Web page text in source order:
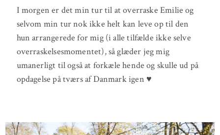
I morgen er det min tur til at overraske Emilie og
selvom min tur nok ikke helt kan leve op til den
hun arrangerede for mig (i alle tilfælde ikke selve
overraskelsesmomentet), så glæder jeg mig
umanerligt til også at forkæle hende og skulle ud på
opdagelse på tværs af Danmark igen ♥